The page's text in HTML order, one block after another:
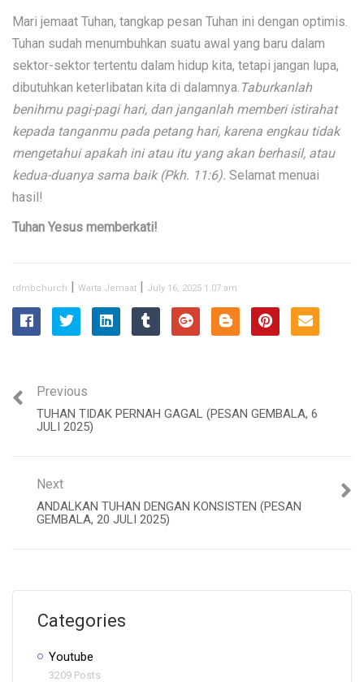
Mari jemaat Tuhan, tangkap pesan Tuhan ini dengan optimis.
Tuhan sudah menumbuhkan suatu awal yang baru dalam
sektor-sektor tertentu dalam hidup kita, tetapi jangan lupa,
dibutuhkan keterlibatan kita di dalamnya. Taburkanlah
benihmu pagi-pagi hari, dan janganlah memberi istirahat
kepada tanganmu pada petang hari, karena engkau tidak
mengetahui apakah ini atau itu yang akan berhasil, atau
kedua-duanya sama baik (Pkh. 11:6). Selamat menuai
hasil!
Tuhan Yesus memberkati!
rdmbchurch | Warta Jemaat | July 16, 2025 1:07 am
Previous
TUHAN TIDAK PERNAH GAGAL (PESAN GEMBALA, 6
JULI 2025)
Next
ANDALKAN TUHAN DENGAN KONSISTEN (PESAN
GEMBALA, 20 JULI 2025)
Categories
Youtube
3209 Posts